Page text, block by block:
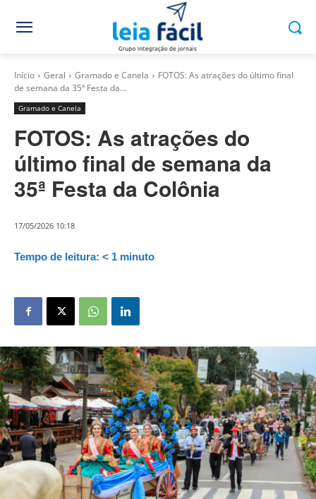
Início Geral Gramado e Canela
FOTOS: As atrações do último final
de semana da 35ª Festa da...
Gramado e Canela
FOTOS: As atrações do
último final de semana da
35ª Festa da Colônia
17/05/2026 10:18
Tempo de leitura: < 1 minuto